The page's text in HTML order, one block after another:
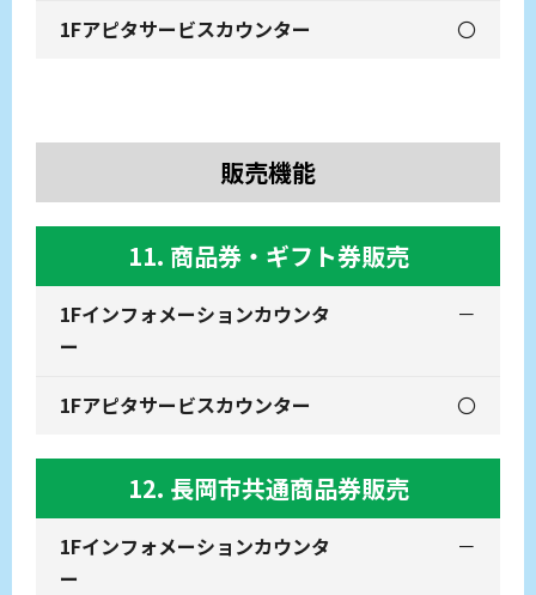
〇
販売機能
11. 商品券・ギフト券販売
－
〇
12. 長岡市共通商品券販売
－